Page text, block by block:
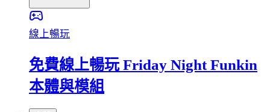
線上暢玩
免費線上暢玩 Friday Night Funkin
本體與模組